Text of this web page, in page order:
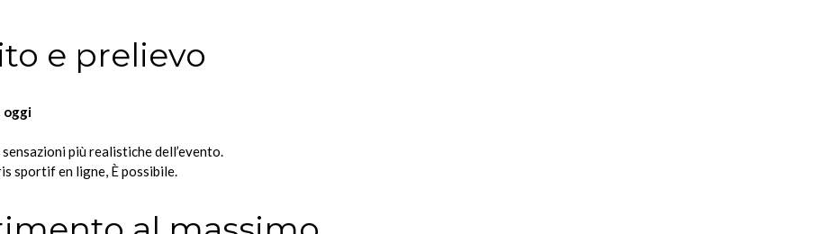
e prelievo
oggi
più realistiche dell’evento.
sportif en ligne, È possibile.